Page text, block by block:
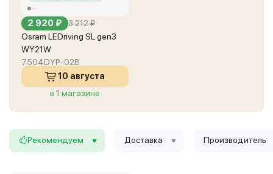
2 920 ₽ 3 212 ₽
Osram LEDriving SL gen3
WY21W
7504DYP-02B
10 августа
в 1 магазине
Рекомендуем Доставка Производитель